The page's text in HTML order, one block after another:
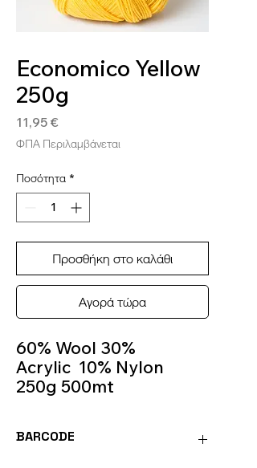
Economico Yellow
250g
11,95 €
ΦΠΑ Περιλαμβάνεται
Ποσότητα *
Προσθήκη στο καλάθι
Αγορά τώρα
60% Wool 30%
Acrylic 10% Nylon
250g 500mt
Colour 20
BARCODE